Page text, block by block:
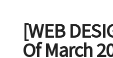
[WEB
Of March